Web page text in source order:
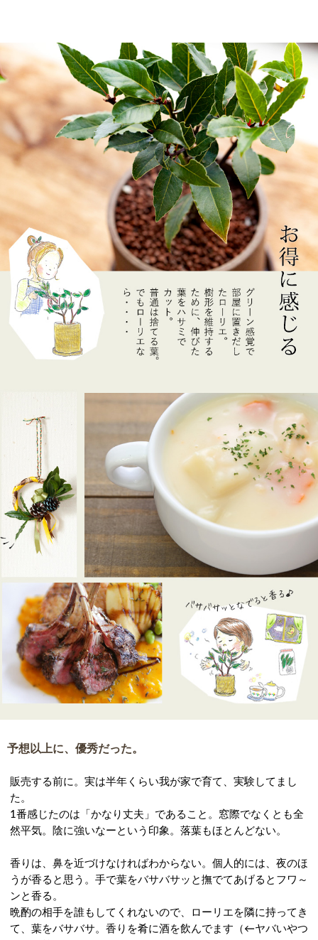
予想以上に、優秀だった。
販売する前に。実は半年くらい我が家で育て、実験してまし
た。
1番感じたのは「かなり丈夫」であること。窓際でなくとも全
然平気。陰に強いなーという印象。落葉もほとんどない。
香りは、鼻を近づけなければわからない。個人的には、夜のほ
うが香ると思う。手で葉をバサバサッと撫でてあげるとフワ～
ンと香る。
晩酌の相手を誰もしてくれないので、ローリエを隣に持ってき
て、葉をバサバサ。香りを肴に酒を飲んでます（←ヤバいやつ